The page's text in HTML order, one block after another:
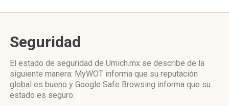
Seguridad
El estado de seguridad de Umich.mx se describe de la
siguiente manera: MyWOT informa que su reputación
global es bueno y Google Safe Browsing informa que su
estado es seguro.